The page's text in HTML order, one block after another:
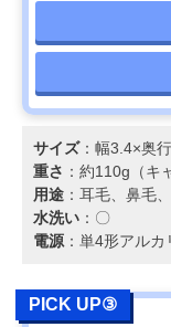
サイズ：幅3.4×奥
重さ ：約110g（キ
用途 ：耳毛、鼻毛
水洗い ：〇
電源 ：単4形アル
PICK UP③